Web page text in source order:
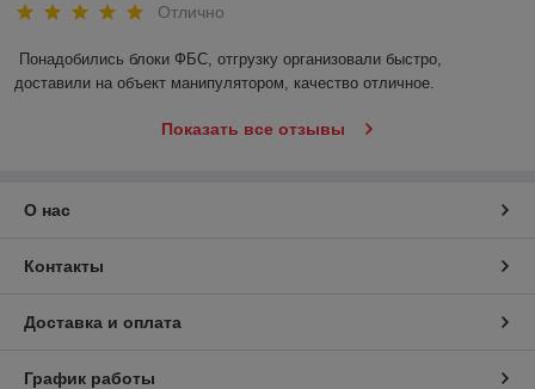
Отлично
Понадобились блоки ФБС, отгрузку организовали быстро,
доставили на объект манипулятором, качество отличное.
Показать все отзывы
О нас
Контакты
Доставка и оплата
График работы